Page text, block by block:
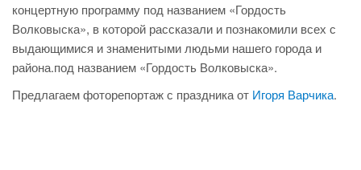
концертную программу под названием «Гордость
Волковыска», в которой рассказали и познакомили всех с
выдающимися и знаменитыми людьми нашего города и
района.под названием «Гордость Волковыска».
Предлагаем фоторепортаж с праздника от Игоря Варчика.